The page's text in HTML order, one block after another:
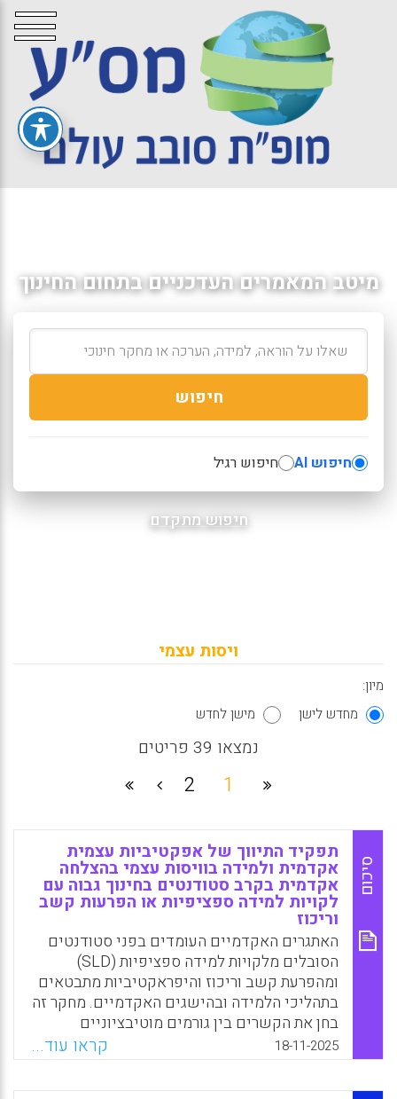
מיטב המאמרים העדכניים בתחום החינוך
חיפוש
חיפוש AI חיפוש רגיל
חיפוש מתקדם
ויסות עצמי
מיון:
מחדש לישן
מישן לחדש
נמצאו 39 פריטים
1
2
סיכום
תפקיד התיווך של אפקטיביות עצמית
אקדמית ולמידה בוויסות עצמי בהצלחה
אקדמית בקרב סטודנטים בחינוך גבוה עם
לקויות למידה ספציפיות או הפרעות קשב
וריכוז
האתגרים האקדמיים העומדים בפני סטודנטים
הסובלים מלקויות למידה ספציפיות (SLD)
ומהפרעת קשב וריכוז והיפראקטיביות מתבטאים
בתהליכי הלמידה ובהישגים האקדמיים. מחקר זה
בחן את הקשרים בין גורמים מוטיבציוניים
ומטא-קוגניטיביים לבין הישגים אקדמיים בקרב
סטודנטים בחינוך גבוה עם ובלי SLD/ADHD
מישראל, איטליה וספרד
18-11-2025 קראו עוד...